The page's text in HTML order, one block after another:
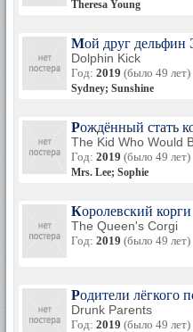
Theresa Young
Мой друг дельфин
Dolphin Kick
Год: 2019 (было 49 лет)
Sydney; Sunshine
Рождённый стать
The Kid Who Would
Год: 2019 (было 49 лет)
Mrs. Lee; Sophie
Королевский корги
The Queen's Corgi
Год: 2019 (было 49 лет)
Родители лёгкого
Drunk Parents
Год: 2019 (было 49 лет)